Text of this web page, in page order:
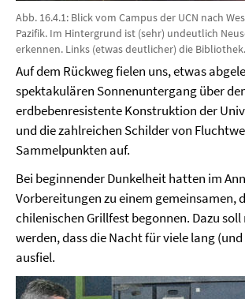
Abb. 16.4.1: Blick vom Campus der UCN nach
Pazifik. Im Hintergrund ist (sehr) undeutlich
erkennen. Links (etwas deutlicher) die
Auf dem Rückweg fielen uns, etwas
spektakulären Sonnenuntergang über
erdbebenresistente Konstruktion der
und die zahlreichen Schilder von
Sammelpunkten auf.
Bei beginnender Dunkelheit hatten im
Vorbereitungen zu einem gemeinsamen,
chilenischen Grillfest begonnen. Dazu
werden, dass die Nacht für viele lang
ausfiel.